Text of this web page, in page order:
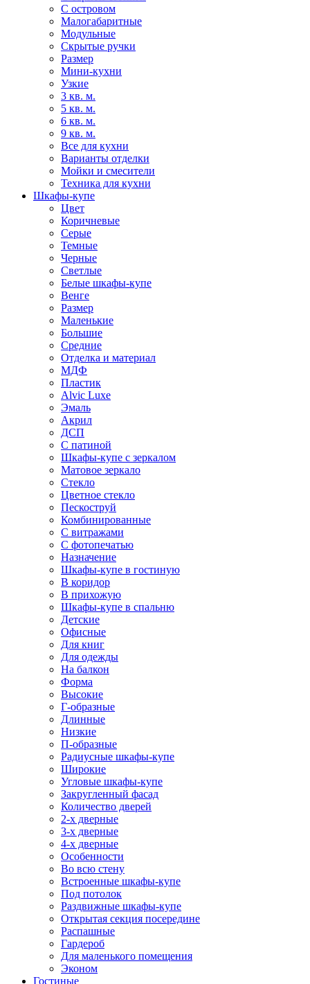
С островом
Малогабаритные
Модульные
Скрытые ручки
Размер
Мини-кухни
Узкие
3 кв. м.
5 кв. м.
6 кв. м.
9 кв. м.
Все для кухни
Варианты отделки
Мойки и смесители
Техника для кухни
Шкафы-купе
Цвет
Коричневые
Серые
Темные
Черные
Светлые
Белые шкафы-купе
Венге
Размер
Маленькие
Большие
Средние
Отделка и материал
МДФ
Пластик
Alvic Luxe
Эмаль
Акрил
ДСП
С патиной
Шкафы-купе с зеркалом
Матовое зеркало
Стекло
Цветное стекло
Пескоструй
Комбинированные
С витражами
С фотопечатью
Назначение
Шкафы-купе в гостиную
В коридор
В прихожую
Шкафы-купе в спальню
Детские
Офисные
Для книг
Для одежды
На балкон
Форма
Высокие
Г-образные
Длинные
Низкие
П-образные
Радиусные шкафы-купе
Широкие
Угловые шкафы-купе
Закругленный фасад
Количество дверей
2-х дверные
3-х дверные
4-х дверные
Особенности
Во всю стену
Встроенные шкафы-купе
Под потолок
Раздвижные шкафы-купе
Открытая секция посередине
Распашные
Гардероб
Для маленького помещения
Эконом
Гостиные